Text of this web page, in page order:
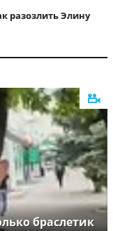
разозлить Элину
браслетик